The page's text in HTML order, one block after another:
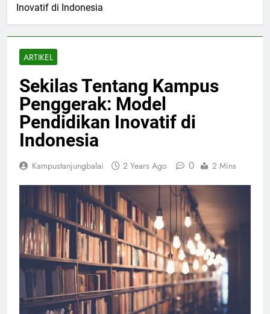
Inovatif di Indonesia
ARTIKEL
Sekilas Tentang Kampus
Penggerak: Model
Pendidikan Inovatif di
Indonesia
Kampustanjungbalai 2 Years Ago 0 2 Mins